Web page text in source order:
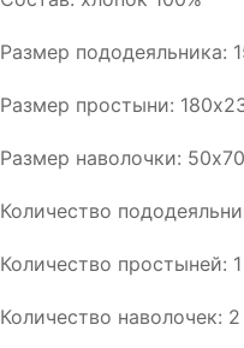
Размер пододеяльника:
Размер простыни:
Размер наволочки:
Количество
Количество простыней:
Количество наволочек: